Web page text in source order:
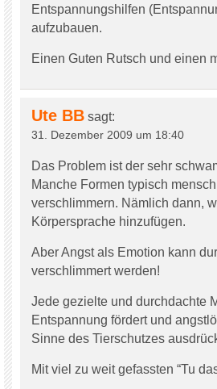
Entspannungshilfen
aufzubauen.
Einen Guten Rutsch und einen
Ute BB sagt:
31. Dezember 2009 um 18:40
Das Problem ist der sehr
Manche Formen typisch
verschlimmern. Nämlich dann,
Körpersprache hinzufügen.
Aber Angst als Emotion kann
verschlimmert werden!
Jede gezielte und durchdachte
Entspannung fördert und
Sinne des Tierschutzes
Mit viel zu weit gefassten “Tu